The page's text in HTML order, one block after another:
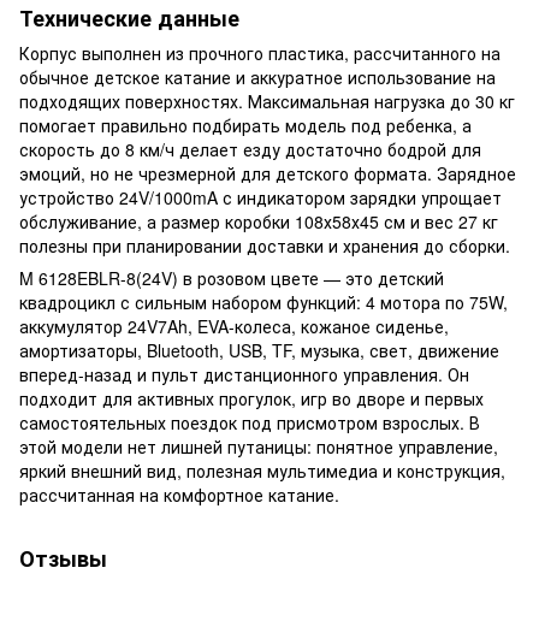
Технические данные
Корпус выполнен из прочного пластика, рассчитанного на
обычное детское катание и аккуратное использование на
подходящих поверхностях. Максимальная нагрузка до 30 кг
помогает правильно подбирать модель под ребенка, а
скорость до 8 км/ч делает езду достаточно бодрой для
эмоций, но не чрезмерной для детского формата. Зарядное
устройство 24V/1000mA с индикатором зарядки упрощает
обслуживание, а размер коробки 108х58х45 см и вес 27 кг
полезны при планировании доставки и хранения до сборки.
M 6128EBLR-8(24V) в розовом цвете — это детский
квадроцикл с сильным набором функций: 4 мотора по 75W,
аккумулятор 24V7Ah, EVA-колеса, кожаное сиденье,
амортизаторы, Bluetooth, USB, TF, музыка, свет, движение
вперед-назад и пульт дистанционного управления. Он
подходит для активных прогулок, игр во дворе и первых
самостоятельных поездок под присмотром взрослых. В
этой модели нет лишней путаницы: понятное управление,
яркий внешний вид, полезная мультимедиа и конструкция,
рассчитанная на комфортное катание.
Отзывы